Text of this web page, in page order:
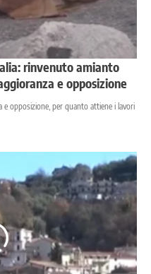
rinvenuto amianto
e opposizione
e opposizione, per quanto attiene i lavori